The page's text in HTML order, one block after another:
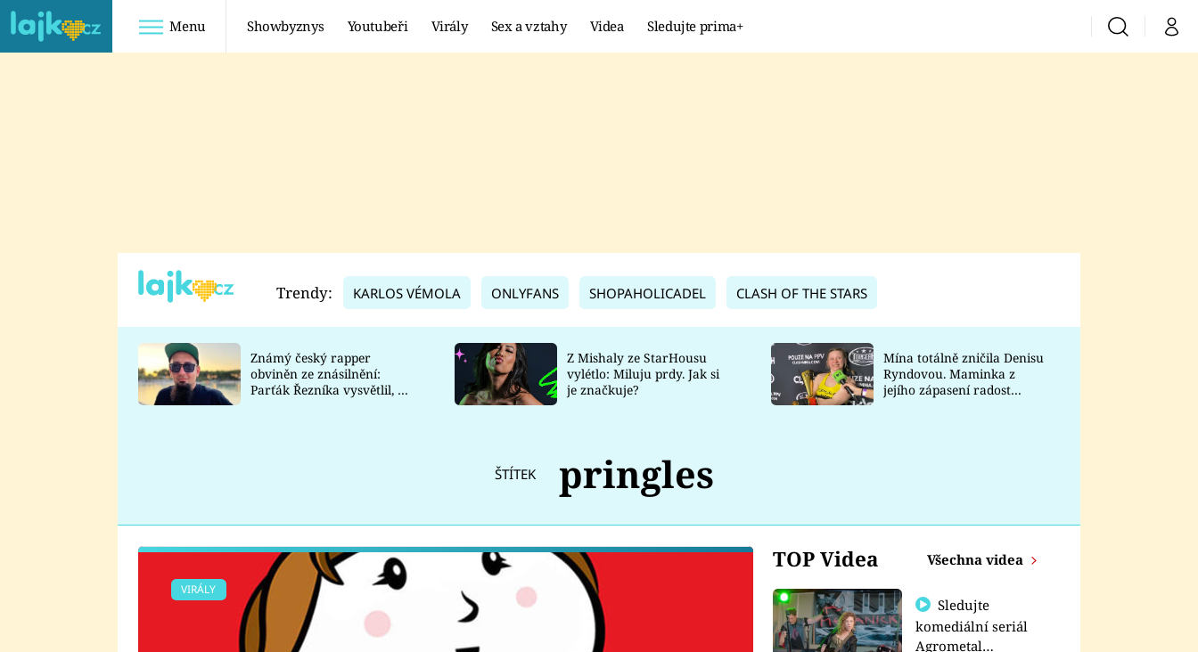
Menu Showbyznys Youtubeři Virály Sex a vztahy Videa Sledujte prima+ VyhledáváníMůj
TADEÁŠ KUBĚNKA
DATEL
Prima Lajk
Sledujte nás
Trendy: KARLOS VÉMOLA ONLYFANS SHOPAHOLICADEL CLASH OF THE STARS
Známý český rapper
obviněn ze znásilnění:
Parťák Řezníka vysvětlil, co
Z Mishaly ze StarHousu
vylétlo: Miluju prdy. Jak si
je značkuje?
Mína totálně zničila Denisu
Ryndovou. Maminka z
jejího zápasení radost
ŠTÍTEK pringles
TOP Videa Všechna videa
Sledujte
komediální seriál
Agrometal
VIRÁLY